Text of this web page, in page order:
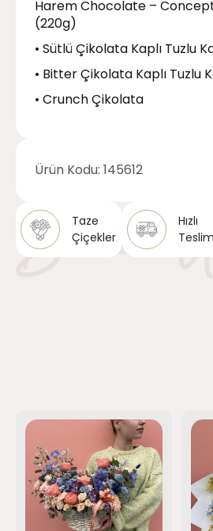
Harem Chocolate –
(220g)
• Sütlü Çikolata Kaplı Tuzlu
• Bitter Çikolata Kaplı Tuzlu
• Crunch Çikolata
Ürün Kodu: 145612
Taze
Çiçekler
Hızlı